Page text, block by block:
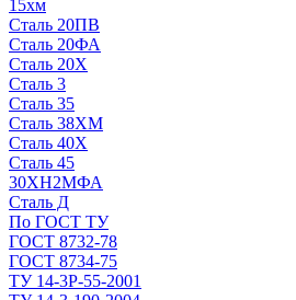
15хм
Сталь 20ПВ
Сталь 20ФА
Сталь 20Х
Сталь 3
Сталь 35
Сталь 38ХМ
Сталь 40Х
Сталь 45
30ХН2МФА
Сталь Д
По ГОСТ ТУ
ГОСТ 8732-78
ГОСТ 8734-75
ТУ 14-3Р-55-2001